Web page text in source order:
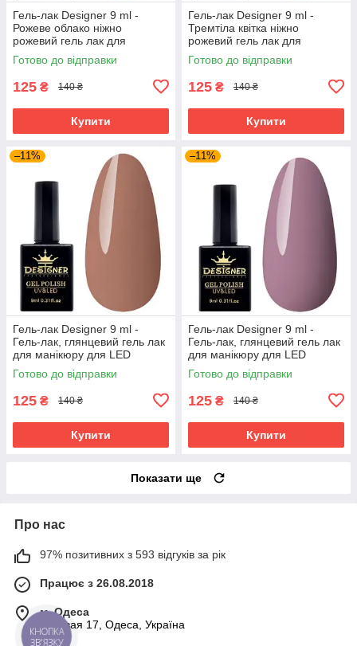
Гель-лак Designer 9 ml -
Рожеве облако ніжно
рожевий гель лак для
манікюру для LED лампи, лак
Дизайнер
Готово до відправки
125 ₴ 140 ₴
Купити
Гель-лак Designer 9 ml -
Тремтіла квітка ніжно
рожевий гель лак для
манікюру для LED лампи, лак
Дизайнер
Готово до відправки
125 ₴ 140 ₴
Купити
–11%
Гель-лак Designer 9 ml -
Гель-лак, глянцевий гель лак
для манікюру для LED
лампи, лак Дизайнер
Готово до відправки
125 ₴ 140 ₴
Купити
–11%
Гель-лак Designer 9 ml -
Гель-лак, глянцевий гель лак
для манікюру для LED
лампи, лак Дизайнер
Готово до відправки
125 ₴ 140 ₴
Купити
Показати ще
Про нас
97% позитивних з 593 відгуків за рік
Працює з 26.08.2018
м. Одеса
Базовая 17, Одеса, Україна
КНОПКА
ЗВ'ЯЗКУ